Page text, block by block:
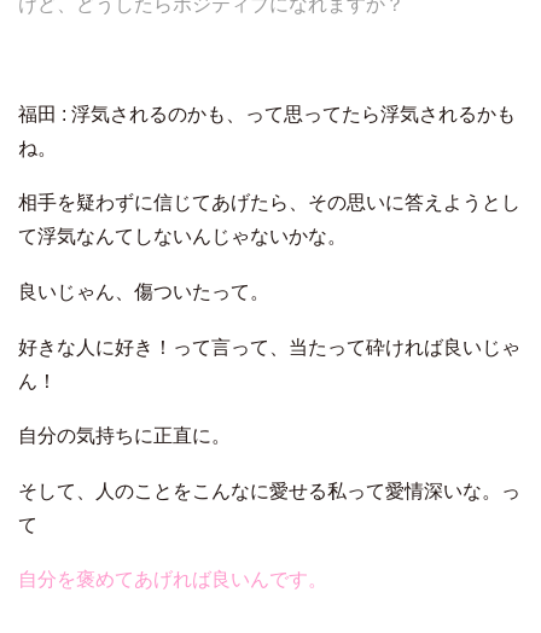
福田 : 浮気されるのかも、って思ってたら浮気されるかも
ね。
相手を疑わずに信じてあげたら、その思いに答えようとし
て浮気なんてしないんじゃないかな。
良いじゃん、傷ついたって。
好きな人に好き！って言って、当たって砕ければ良いじゃ
ん！
自分の気持ちに正直に。
そして、人のことをこんなに愛せる私って愛情深いな。っ
て
自分を褒めてあげれば良いんです。